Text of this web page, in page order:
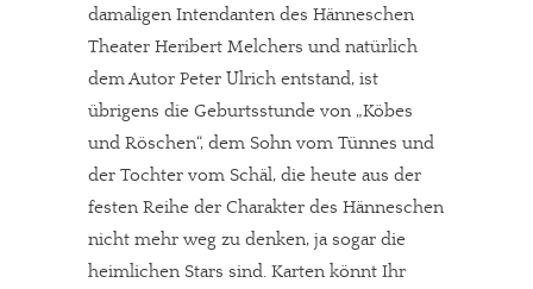
damaligen Intendanten des Hänneschen
Theater Heribert Melchers und natürlich
dem Autor Peter Ulrich entstand, ist
übrigens die Geburtsstunde von „Köbes
und Röschen“, dem Sohn vom Tünnes und
der Tochter vom Schäl, die heute aus der
festen Reihe der Charakter des Hänneschen
nicht mehr weg zu denken, ja sogar die
heimlichen Stars sind. Karten könnt Ihr